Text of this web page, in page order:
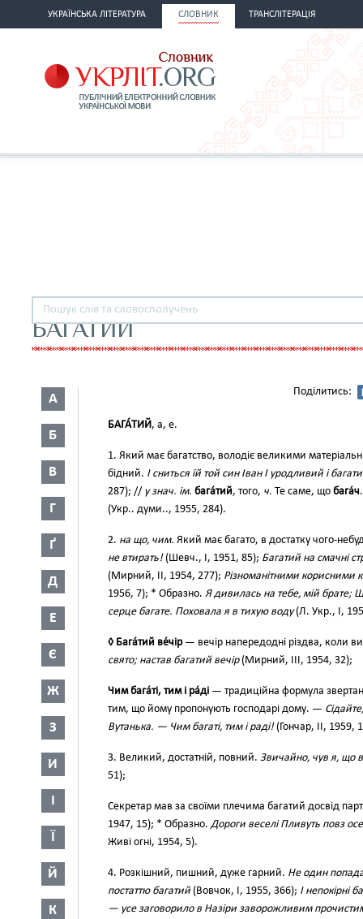
УКРАЇНСЬКА ЛІТЕРАТУРА СЛОВНИК ТРАНСЛІТЕРАЦІЯ
БАГАТИЙ
А
Б
В
Г
Ґ
Д
Е
Є
Ж
З
И
І
Ї
Й
К
Поділитись:
БАГА́ТИЙ, а, е.
1. Який має багатство, володіє великими
бідний. І сниться їй той син Іван І уродливий і
287); // у знач. ім. бага́тий, того, ч. Те саме, що бага́ч
(Укр.. думи.., 1955, 284).
2. на що, чим. Який має багато, в достатку чого-
не втирать!(Шевч., І, 1951, 85); Багатий на смачні
(Мирний, II, 1954, 277); Різноманітними корисними
1956, 7); * Образно. Я дивилась на тебе, мій брате;
серце багате. Поховала я в тихую воду(Л. Укр., І,
◊ Бага́тий ве́чір— вечір напередодні різдва, коли
свято; настав багатий вечір(Мирний, III, 1954, 32);
Чим бага́ті, тим і ра́ді — традиційна формула
тим, що йому пропонують господарі дому. —
Вутанька. — Чим багаті, тим і раді!(Гончар, II, 1959,
3. Великий, достатній, повний. Звичайно, чув я, що
51);
Секретар мав за своїми плечима багатий досвід
1947, 15); * Образно.Дороги веселі Пливуть повз
Живі огні, 1954, 5).
4. Розкішний, пишний, дуже гарний. Не один
постаттю багатий (Вовчок, І, 1955, 366); І непокірні
— усе заговорило в Назіри заворожливим